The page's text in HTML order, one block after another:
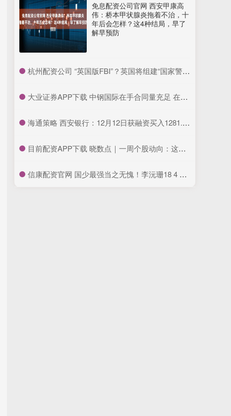
免息配资公司官网 西安甲康高
伟：桥本甲状腺炎拖着不治，十
年后会怎样？这4种结局，早了
解早预防
​杭州配资公司 “英国版FBI”？英国将组建“国家警察局”
​大业证券APP下载 中钢国际在手合同量充足 在执行项目预计总收入约294.55亿元
​海通策略 西安银行：12月12日获融资买入1281.85万元
​目前配资APP下载 晓数点｜一周个股动向：这只芯片股大涨 阳光电源获杠杆资金青睐
​信康配资官网 国少最强当之无愧！李沅珊18 4 2断晋级四强 入选最佳阵容稳了